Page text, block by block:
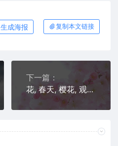
生成海报 复制本文链接
下一篇：
花, 春天, 樱花, 观赏樱花